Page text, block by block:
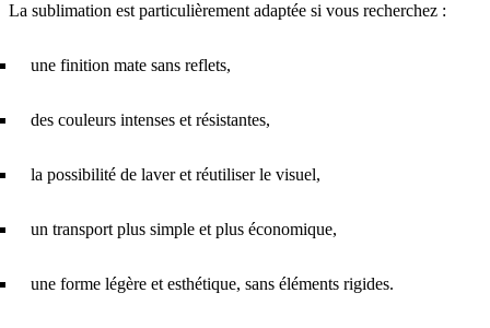
La sublimation est particulièrement adaptée si vous recherchez :
une finition mate sans reflets,
des couleurs intenses et résistantes,
la possibilité de laver et réutiliser le visuel,
un transport plus simple et plus économique,
une forme légère et esthétique, sans éléments rigides.